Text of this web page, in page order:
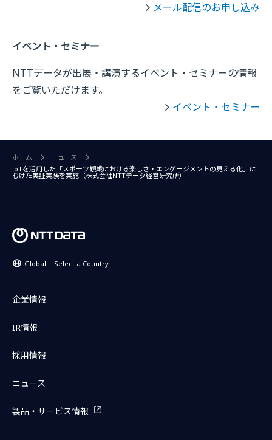
メール配信のお申し込み
イベント・セミナー
NTTデータが出展・講演するイベント・セミナーの情報
をご覧いただけます。
イベント・セミナー
ホーム
ニュース
IoTを活用した「スポーツ観戦における楽しさ・エンゲージメントの見える化」に
むけた実証実験を実施（株式会社NTTデータ経営研究所）
Global Select a Country
企業情報
IR情報
採用情報
ニュース
製品・サービス情報